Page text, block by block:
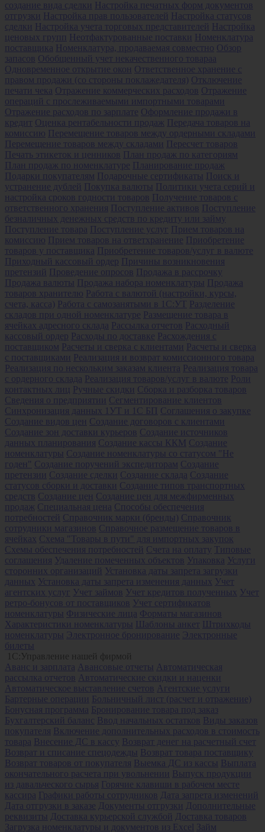
создание вида сделки Настройка печатных форм документов
отгрузки Настройка прав пользователей Настройка статусов
сделки Настройка учета торговых представителей Настройка
ценовых групп Неотфактурованные поставки Номенклатура
поставщика Номенклатура, продаваемая совместно Обзор
запасов Обобщенный учет некачественного товараа
Одновременное открытие окон Ответственное хранение с
правом продажи (со стороны поклажедателя) Отключение
печати чека Отражение коммерческих расходов Отражение
операций с прослеживаемыми импортными товарами
Отражение расходов по зарплате Оформление продажи в
кредит Оценка рентабельности продаж Передача товаров на
комиссию Перемещение товаров между ордерными складами
Перемещение товаров между складами Пересчет товаров
Печать этикеток и ценников План продаж по категориям
План продаж по номенклатуре Планирование продаж
Подарки покупателям Подарочные сертификаты Поиск и
устранение дублей Покупка валюты Политики учета серий и
настройка сроков годности товаров Получение товаров с
ответственного хранения Поступление активов Поступление
безналичных денежных средств по кредиту или займу
Поступление товара Поступление услуг Прием товаров на
комиссию Прием товаров на ответхранение Приобретение
товаров у поставщика Приобретение товаров/услуг в валюте
Приходный кассовый ордер Причины возникновения
претензий Проведение опросов Продажа в рассрочку
Продажа валюты Продажа набора номенклатуры Продажа
товаров хранителю Работа с валютой (настройки, курсы,
счета, касса) Работа с самозанятыми в 1С:УТ Разделение
складов при одной номенклатуре Размещение товара в
ячейках адресного склада Рассылка отчетов Расходный
кассовый ордер Расходы по доставке Расхождения с
поставщиком Расчеты и сверка с клиентами Расчеты и сверка
с поставщиками Реализация и возврат комиссионного товара
Реализация по нескольким заказам клиента Реализация товара
с ордерного склада Реализация товаров/услуг в валюте Роли
контактных лиц Ручные скидки Сборка и разборка товаров
Сведения о предприятии Сегментирование клиентов
Синхронизация данных 1УТ и 1С БП Соглашения о закупке
Создание видов цен Создание договоров с клиентами
Создание зон доставки курьеров Создание источников
данных планирования Создание кассы ККМ Создание
номенклатуры Создание номенклатуры со статусом "Не
годен" Создание поручений экспедиторам Создание
претензии Создание сделки Создание склада Создание
статусов сборки и доставки Создание типов транспортных
средств Создание цен Создание цен для межфирменных
продаж Специальная цена Способы обеспечения
потребностей Справочник марки (бренды) Справочник
сотрудники магазинов Справочное размещение товаров в
ячейках Схема "Товары в пути" для импортных закупок
Схемы обеспечения потребностей Счета на оплату
Типовые
соглашения Удаление помеченных объектов Упаковка Услуги
сторонних организаций Установка даты запрета загрузки
данных Установка даты запрета изменения данных Учет
агентских услуг Учет займов Учет кредитов полученных Учет
ретро-бонусов от поставщиков Учет сертификатов
номенклатуры Физические лица Форматы магазинов
Характеристики номенклатуры Шаблоны анкет Штрихкоды
номенклатуры
Электронное бронирование
Электронные
билеты
1С:Управление нашей фирмой
Аванс и зарплата Авансовые отчеты
Автоматическая
рассылка отчетов Автоматические скидки и наценки
Автоматическое выставление счетов Агентские услуги
Бартерные операции Больничный лист (расчет и отражение)
Бонусная программа Бронирование товара под заказ
Бухгалтерский баланс
Ввод начальных остатков Виды заказов
покупателя Включение дополнительных расходов в стоимость
товара Внесение ДС в кассу Возврат денег на расчетный счет
Возврат и списание спецодежды Возврат товара поставщику
Возврат товаров от покупателя Выемка ДС из кассы Выплата
окончательного расчета при увольнении Выпуск продукции
из давальческого сырья Горячие клавиши в рабочем месте
кассира Графики работы сотрудников
Дата запрета изменений
Дата отгрузки в заказе
Документы отгрузки
Дополнительные
реквизиты
Доставка курьерской службой
Доставка товаров
Загрузка номенклатуры и документов из Excel
Займ